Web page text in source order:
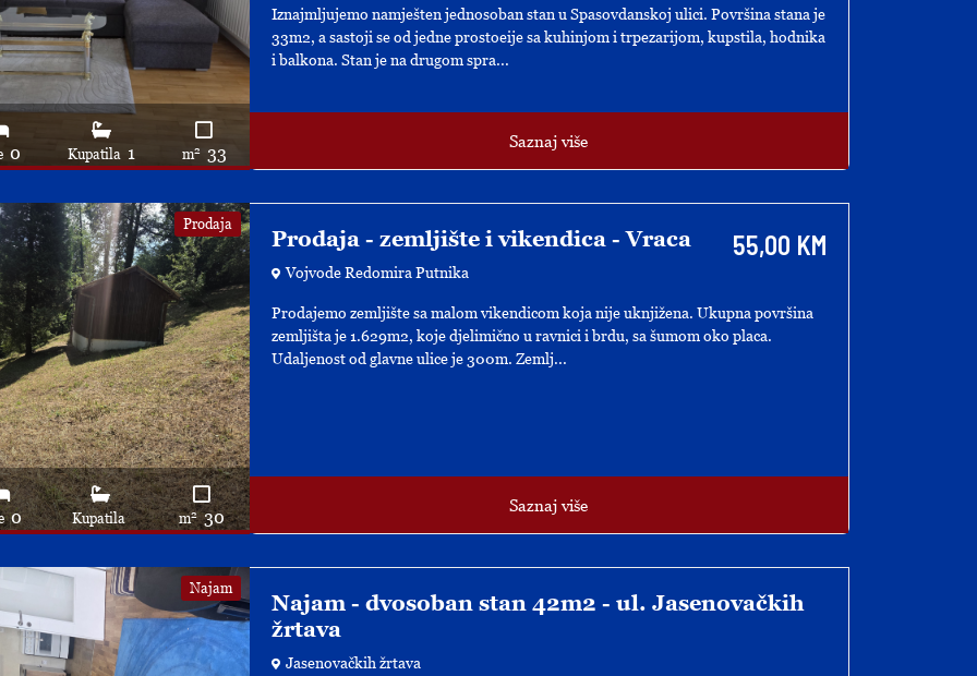
0 Kupatila 1 m2 33
Iznajmljujemo namješten jednosoban stan u Spasovdanskoj ulici. Površina stana je
33m2, a sastoji se od jedne prostoeije sa kuhinjom i trpezarijom, kupstila, hodnika
i balkona. Stan je na drugom spra...
Saznaj više
0 Kupatila m2 30
Prodaja
Prodaja - zemljište i vikendica - Vraca
Vojvode Redomira Putnika
55,00 KM
Prodajemo zemljište sa malom vikendicom koja nije uknjižena. Ukupna površina
zemljišta je 1.629m2, koje djelimično u ravnici i brdu, sa šumom oko placa.
Udaljenost od glavne ulice je 300m. Zemlj...
Saznaj više
Najam
Najam - dvosoban stan 42m2 - ul. Jasenovačkih
žrtava
Jasenovačkih žrtava